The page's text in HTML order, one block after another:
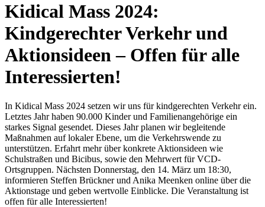
Kidical Mass 2024:
Kindgerechter Verkehr und
Aktionsideen – Offen für alle
Interessierten!
In Kidical Mass 2024 setzen wir uns für kindgerechten Verkehr ein.
Letztes Jahr haben 90.000 Kinder und Familienangehörige ein
starkes Signal gesendet. Dieses Jahr planen wir begleitende
Maßnahmen auf lokaler Ebene, um die Verkehrswende zu
unterstützen. Erfahrt mehr über konkrete Aktionsideen wie
Schulstraßen und Bicibus, sowie den Mehrwert für VCD-
Ortsgruppen. Nächsten Donnerstag, den 14. März um 18:30,
informieren Steffen Brückner und Anika Meenken online über die
Aktionstage und geben wertvolle Einblicke. Die Veranstaltung ist
offen für alle Interessierten!